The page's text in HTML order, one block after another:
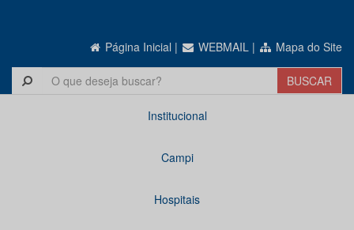
Página Inicial | WEBMAIL | Mapa do Site
Institucional
Campi
Hospitais